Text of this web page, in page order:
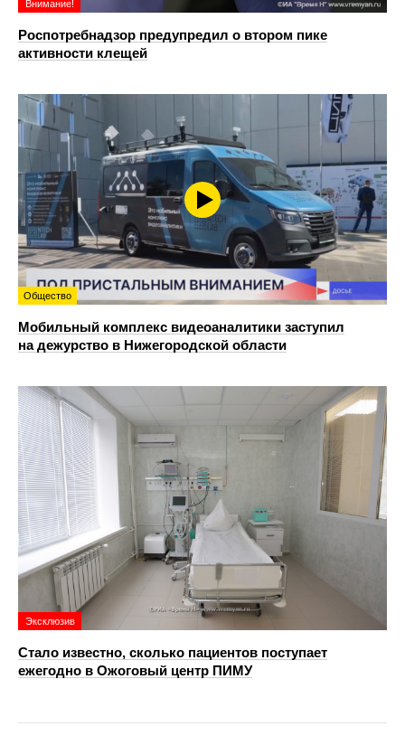
Внимание!
Роспотребнадзор предупредил о втором пике
активности клещей
Общество
Мобильный комплекс видеоаналитики заступил
на дежурство в Нижегородской области
Эксклюзив
Стало известно, сколько пациентов поступает
ежегодно в Ожоговый центр ПИМУ